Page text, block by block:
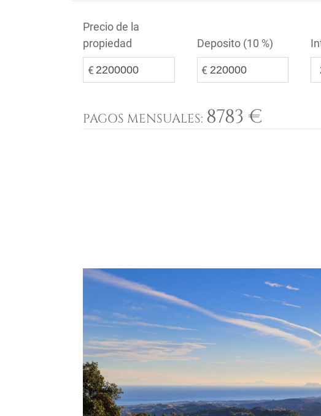
Precio de la
propiedad
€
Deposito (10 %)
€
PAGOS MENSUALES: 8783 €